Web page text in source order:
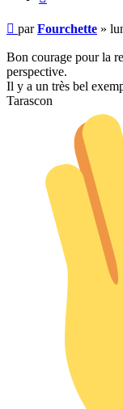
Message
parFourchette »
Bon courage pour la
perspective.
Il y a un très bel
Tarascon